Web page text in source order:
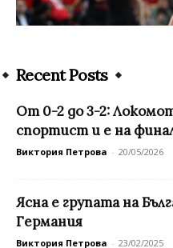
Recent Posts
От 0-2 до 3-2:
спортист и е на
Виктория Петрова - 20/05/2026
Ясна е групата на
Германия
Виктория Петрова - 23/02/2025